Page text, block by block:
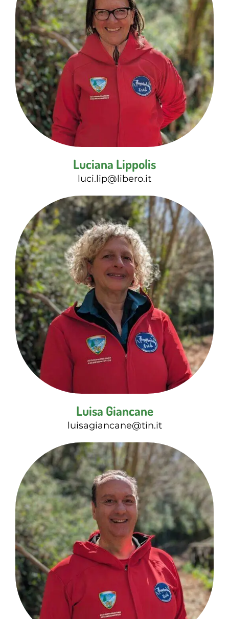
Luciana Lippolis
luci.lip@libero.it
Luisa Giancane
luisagiancane@tin.it